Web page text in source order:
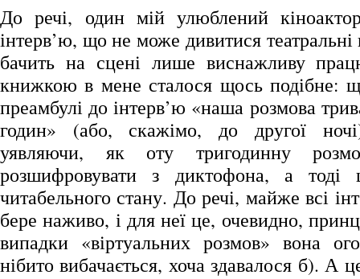
До речі, один мій улюблений
інтерв’ю, що не може дивитися театральні
бачить на сцені лише виснажливу
книжкою в мене сталося щось подібне:
преамбулі до інтерв’ю «наша розмова
годин» (або, скажімо, до другої
уявляючи, як оту тригодинну
розшифровувати з диктофона, а
читабельного стану. До речі, майже всі
бере наживо, і для неї це, очевидно,
випадки «віртуальних розмов» вона
нібито вибачається, хоча здавалося б). А